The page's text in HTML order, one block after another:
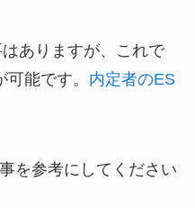
ありますが、これで
能です。 内定者のES
を参考にしてください